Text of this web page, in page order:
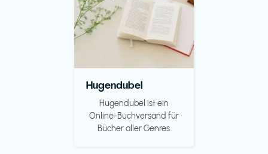
Hugendubel
Hugendubel ist ein
Online-Buchversand für
Bücher aller Genres.